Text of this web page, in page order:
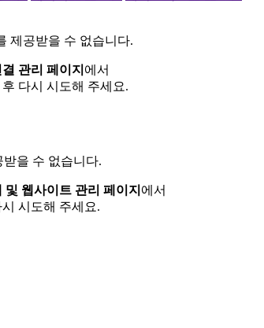
제공받을 수 없습니다.
관리 페이지 에서
다시 시도해 주세요.
을 수 없습니다.
및 웹사이트 관리 페이지 에서
시도해 주세요.